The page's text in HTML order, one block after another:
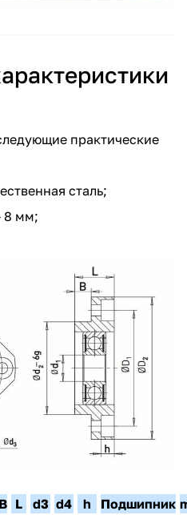
практические
сталь;
8 мм;
B L d3 d4 h Подшипник